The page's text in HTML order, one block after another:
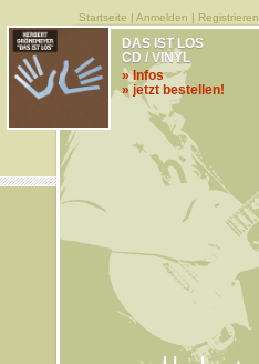
Startseite | Anmelden | Registrieren
DAS IST LOS
CD / VINYL
» Infos
» jetzt bestellen!